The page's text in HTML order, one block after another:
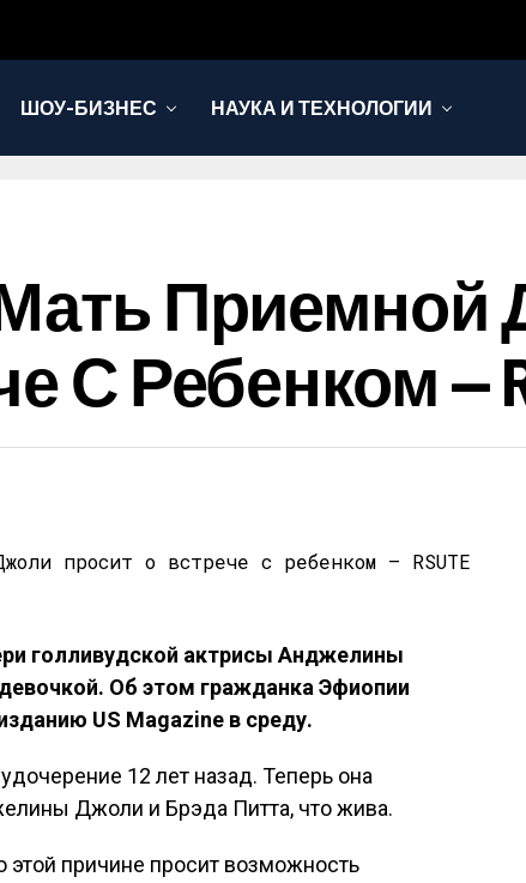
ШОУ-БИЗНЕС НАУКА И ТЕХНОЛОГИИ
Приемной
С Ребенком —
голливудской актрисы Анджелины
Об этом гражданка Эфиопии
US Magazine в среду.
12 лет назад. Теперь она
Джоли и Брэда Питта, что жива.
этой причине просит возможность